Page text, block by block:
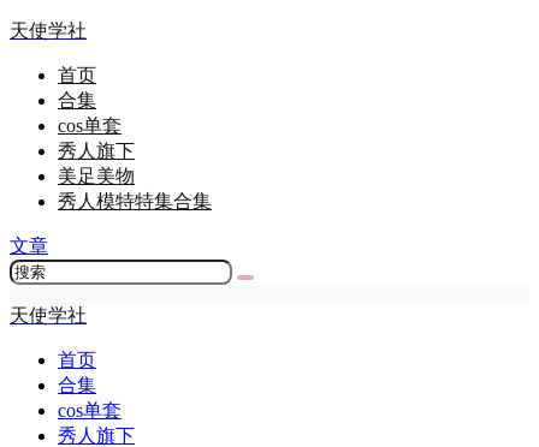
天使学社
首页
合集
cos单套
秀人旗下
美足美物
秀人模特特集合集
文章
天使学社
首页
合集
cos单套
秀人旗下